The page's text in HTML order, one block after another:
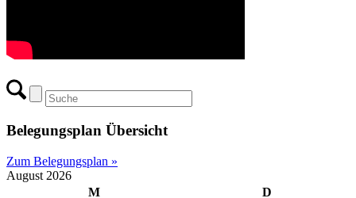
Belegungsplan Übersicht
Zum Belegungsplan »
August 2026
M
D